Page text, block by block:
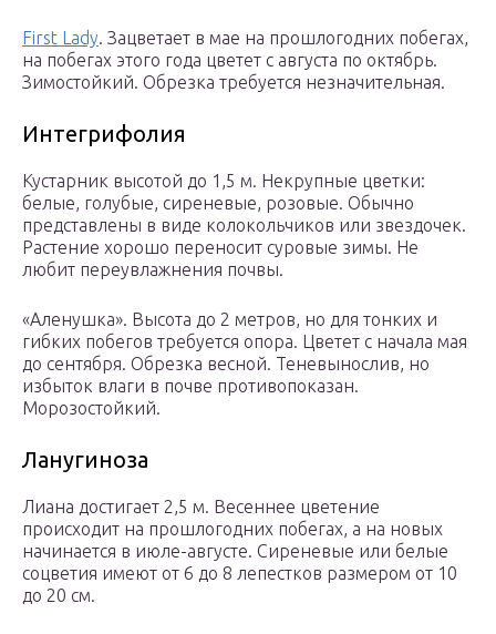
First Lady. Зацветает в мае на прошлогодних побегах,
на побегах этого года цветет с августа по октябрь.
Зимостойкий. Обрезка требуется незначительная.
Интегрифолия
Кустарник высотой до 1,5 м. Некрупные цветки:
белые, голубые, сиреневые, розовые. Обычно
представлены в виде колокольчиков или звездочек.
Растение хорошо переносит суровые зимы. Не
любит переувлажнения почвы.
«Аленушка». Высота до 2 метров, но для тонких и
гибких побегов требуется опора. Цветет с начала мая
до сентября. Обрезка весной. Теневынослив, но
избыток влаги в почве противопоказан.
Морозостойкий.
Ланугиноза
Лиана достигает 2,5 м. Весеннее цветение
происходит на прошлогодних побегах, а на новых
начинается в июле-августе. Сиреневые или белые
соцветия имеют от 6 до 8 лепестков размером от 10
до 20 см.